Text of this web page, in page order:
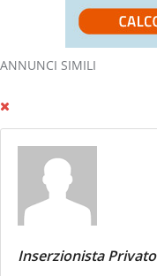
ANNUNCI SIMILI
Inserzionista Privato